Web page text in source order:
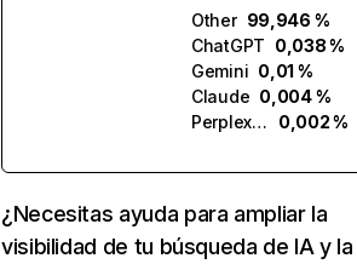
Other 99,946 %
ChatGPT 0,038 %
Gemini 0,01 %
Claude 0,004 %
Perplexity
0,002 %
¿Necesitas ayuda para ampliar la
visibilidad de tu búsqueda de IA y la